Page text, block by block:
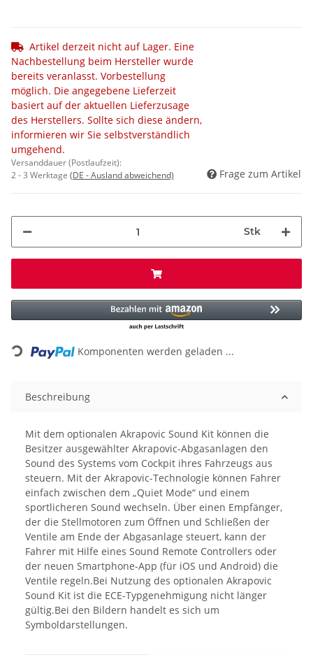
Artikel derzeit nicht auf Lager. Eine
Nachbestellung beim Hersteller wurde
bereits veranlasst. Vorbestellung
möglich. Die angegebene Lieferzeit
basiert auf der aktuellen Lieferzusage
des Herstellers. Sollte sich diese ändern,
informieren wir Sie selbstverständlich
umgehend.
Versanddauer (Postlaufzeit):
2 - 3 Werktage (DE - Ausland abweichend) Frage zum Artikel
Stk
Loading... Komponenten werden geladen ...
Beschreibung
Mit dem optionalen Akrapovic Sound Kit können die
Besitzer ausgewählter Akrapovic-Abgasanlagen den
Sound des Systems vom Cockpit ihres Fahrzeugs aus
steuern. Mit der Akrapovic-Technologie können Fahrer
einfach zwischen dem „Quiet Mode“ und einem
sportlicheren Sound wechseln. Über einen Empfänger,
der die Stellmotoren zum Öffnen und Schließen der
Ventile am Ende der Abgasanlage steuert, kann der
Fahrer mit Hilfe eines Sound Remote Controllers oder
der neuen Smartphone-App (für iOS und Android) die
Ventile regeln.Bei Nutzung des optionalen Akrapovic
Sound Kit ist die ECE-Typgenehmigung nicht länger
gültig.Bei den Bildern handelt es sich um
Symboldarstellungen.